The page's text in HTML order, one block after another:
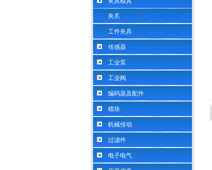
夹爪
工件夹具
传感器
工业泵
工业阀
编码器及配件
模块
机械传动
过滤件
电子电气